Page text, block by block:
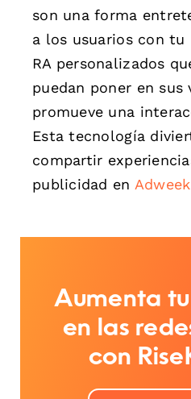
son una forma
a los usuarios con
RA personalizados
puedan poner en sus
promueve una
Esta tecnología
compartir
publicidad en Adweek
Aumenta
en las
con